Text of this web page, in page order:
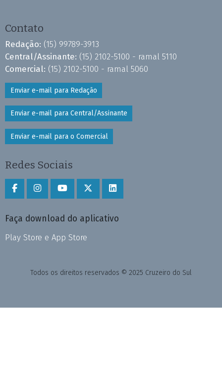
Contato
Redação: (15) 99789-3913
Central/Assinante: (15) 2102-5100 - ramal 5110
Comercial: (15) 2102-5100 - ramal 5060
Enviar e-mail para Redação
Enviar e-mail para Central/Assinante
Enviar e-mail para o Comercial
Redes Sociais
Faça download do aplicativo
Play Store e App Store
Todos os direitos reservados © 2025 Cruzeiro do Sul